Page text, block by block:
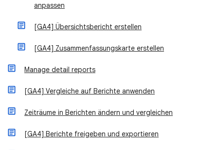
anpassen
[GA4] Übersichtsbericht erstellen
[GA4] Zusammenfassungskarte erstellen
Manage detail reports
[GA4] Vergleiche auf Berichte anwenden
Zeiträume in Berichten ändern und vergleichen
[GA4] Berichte freigeben und exportieren